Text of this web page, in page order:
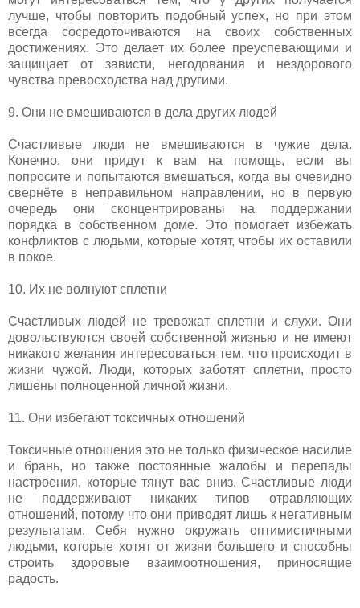
лучше, чтобы повторить подобный успех, но при этом
всегда сосредоточиваются на своих собственных
достижениях. Это делает их более преуспевающими и
защищает от зависти, негодования и нездорового
чувства превосходства над другими.
9. Они не вмешиваются в дела других людей
Счастливые люди не вмешиваются в чужие дела.
Конечно, они придут к вам на помощь, если вы
попросите и попытаются вмешаться, когда вы очевидно
свернёте в неправильном направлении, но в первую
очередь они сконцентрированы на поддержании
порядка в собственном доме. Это помогает избежать
конфликтов с людьми, которые хотят, чтобы их оставили
в покое.
10. Их не волнуют сплетни
Счастливых людей не тревожат сплетни и слухи. Они
довольствуются своей собственной жизнью и не имеют
никакого желания интересоваться тем, что происходит в
жизни чужой. Люди, которых заботят сплетни, просто
лишены полноценной личной жизни.
11. Они избегают токсичных отношений
Токсичные отношения это не только физическое насилие
и брань, но также постоянные жалобы и перепады
настроения, которые тянут вас вниз. Счастливые люди
не поддерживают никаких типов отравляющих
отношений, потому что они приводят лишь к негативным
результатам. Себя нужно окружать оптимистичными
людьми, которые хотят от жизни большего и способны
строить здоровые взаимоотношения, приносящие
радость.